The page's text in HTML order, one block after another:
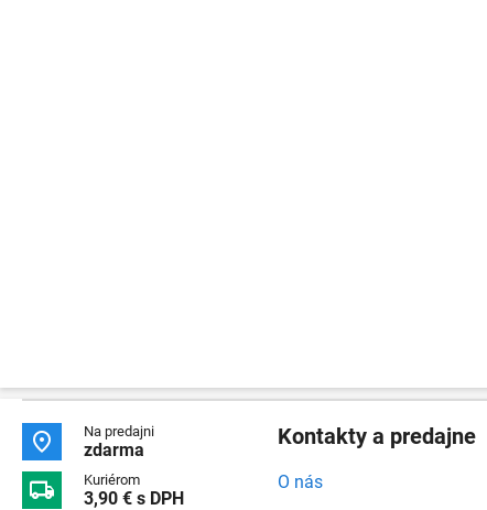
 Na predajni
zdarma
 Kuriérom
3,90 € s DPH
Kontakty a predajne
O nás